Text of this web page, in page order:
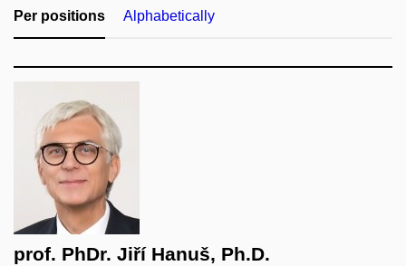
term
Per positions Alphabetically
prof. PhDr. Jiří Hanuš, Ph.D.